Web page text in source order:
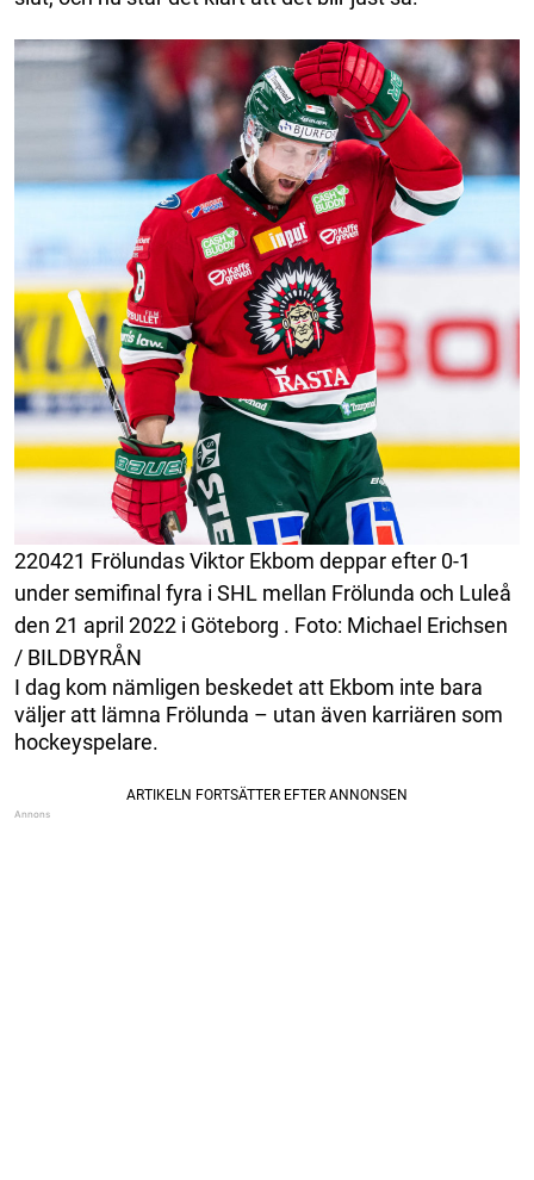
220421 Frölundas Viktor Ekbom deppar efter 0-1
under semifinal fyra i SHL mellan Frölunda och Luleå
den 21 april 2022 i Göteborg . Foto: Michael Erichsen
/ BILDBYRÅN
I dag kom nämligen beskedet att Ekbom inte bara
väljer att lämna Frölunda – utan även karriären som
hockeyspelare.